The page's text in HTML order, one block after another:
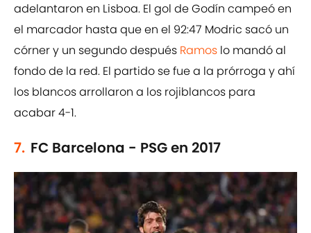
adelantaron en Lisboa. El gol de Godín campeó en
el marcador hasta que en el 92:47 Modric sacó un
córner y un segundo después Ramos lo mandó al
fondo de la red. El partido se fue a la prórroga y ahí
los blancos arrollaron a los rojiblancos para
acabar 4-1.
7. FC Barcelona - PSG en 2017